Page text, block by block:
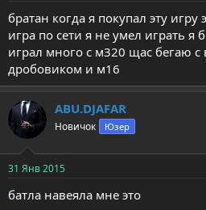
братан когда я покупал эту
игра по сети я не умел играть я
играл много с м320 щас бегаю с
дробовиком и м16
ABU.DJAFAR
Новичок Юзер
31 Янв 2015
батла навеяла мне это